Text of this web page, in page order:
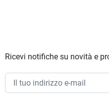
Ricevi notifiche su novità e